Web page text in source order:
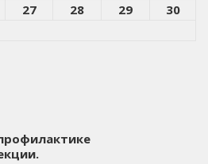
27 28 29
30